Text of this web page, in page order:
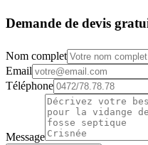
Demande de devis
Nom complet
Email
Téléphone
Message